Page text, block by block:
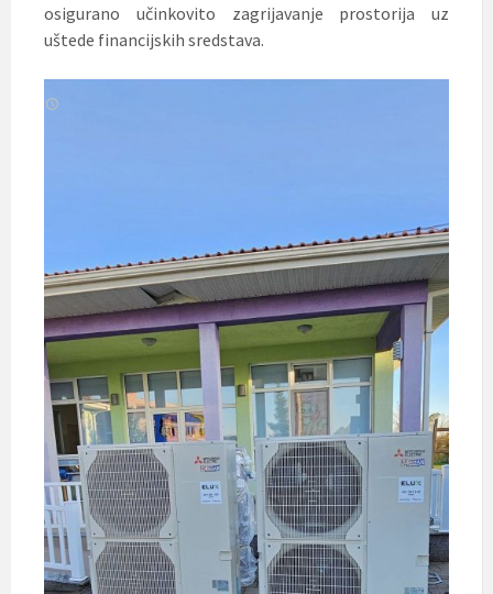
osigurano učinkovito zagrijavanje prostorija uz
uštede financijskih sredstava.